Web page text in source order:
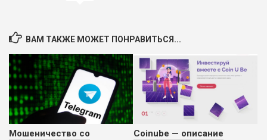
ВАМ ТАКЖЕ МОЖЕТ ПОНРАВИТЬСЯ...
Мошеничество со
Coinube — описание